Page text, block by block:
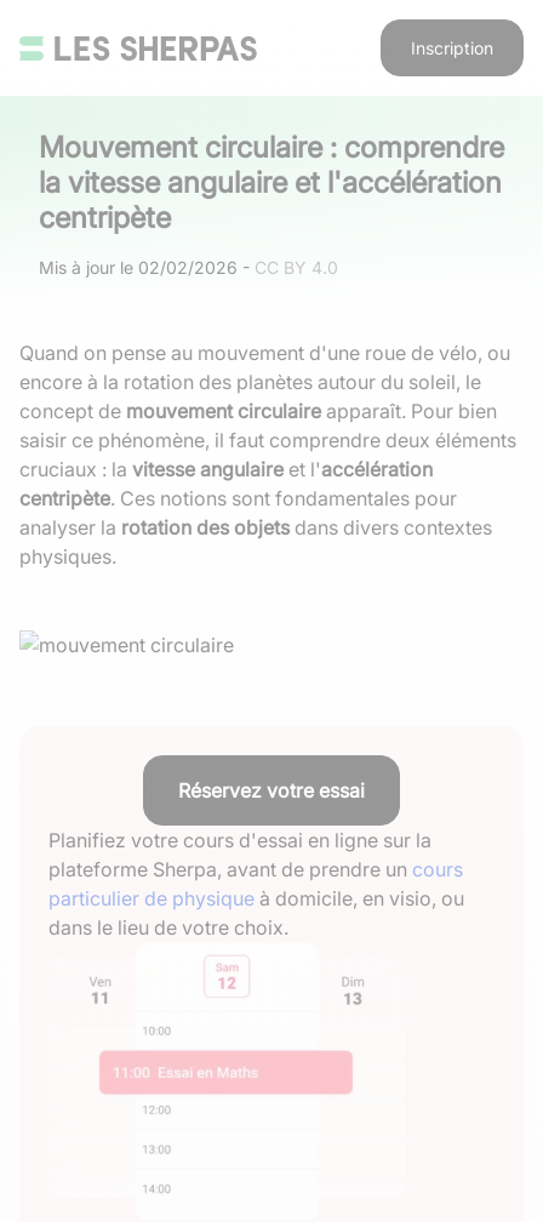
Inscription
Mouvement circulaire : comprendre
la vitesse angulaire et l'accélération
centripète
Mis à jour le 02/02/2026 - CC BY 4.0
Quand on pense au mouvement d'une roue de vélo, ou
encore à la rotation des planètes autour du soleil, le
concept de mouvement circulaire apparaît. Pour bien
saisir ce phénomène, il faut comprendre deux éléments
cruciaux : la vitesse angulaire et l'accélération
centripète. Ces notions sont fondamentales pour
analyser la rotation des objets dans divers contextes
physiques.
Réservez votre essai
Planifiez votre cours d'essai en ligne sur la
plateforme Sherpa, avant de prendre un cours
particulier de physique à domicile, en visio, ou
dans le lieu de votre choix.